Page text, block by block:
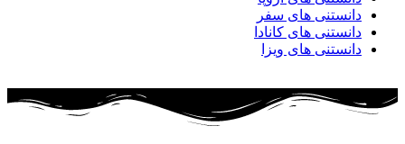
دانستنی های سفر
دانستنی های کانادا
دانستنی های ویزا